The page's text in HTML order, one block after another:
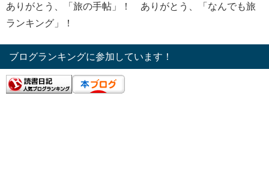
ありがとう、「旅の手帖」！ ありがとう、「なんでも旅
ランキング」！
ブログランキングに参加しています！